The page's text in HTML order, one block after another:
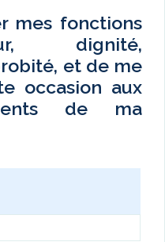
mes fonctions
dignité,
et de me
occasion aux
de ma